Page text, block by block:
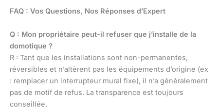
FAQ : Vos Questions, Nos Réponses d’Expert
Q : Mon propriétaire peut-il refuser que j’installe de la
domotique ?
R : Tant que les installations sont non-permanentes,
réversibles et n’altèrent pas les équipements d’origine (ex
: remplacer un interrupteur mural fixe), il n’a généralement
pas de motif de refus. La transparence est toujours
conseillée.